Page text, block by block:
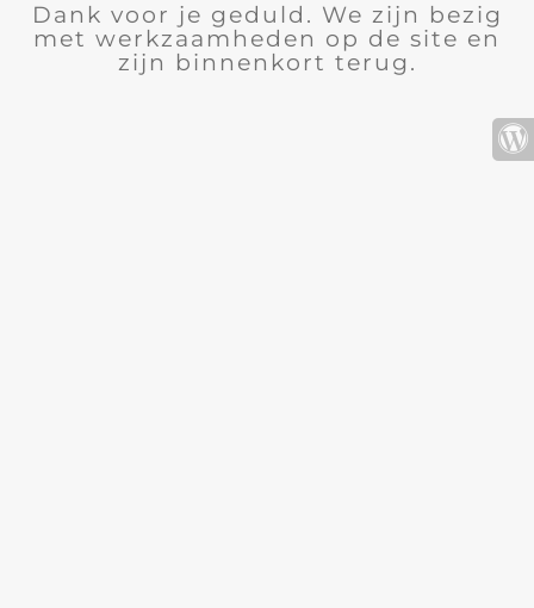
Dank voor je geduld. We zijn bezig
met werkzaamheden op de site en
zijn binnenkort terug.